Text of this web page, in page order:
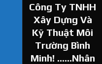
Công Ty TNHH
Xây Dựng Và
Kỹ Thuật Môi
Trường Bình
Minh! ......Nhân